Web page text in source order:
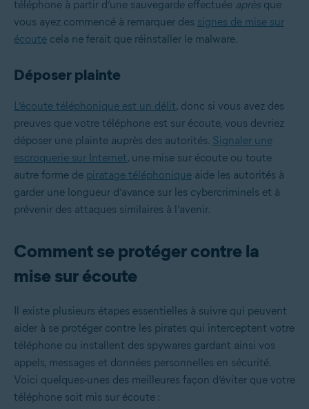
téléphone à partir d’une sauvegarde effectuée aprèsque
vous ayez commencé à remarquer des signes de mise sur
écoute cela ne ferait que réinstaller le malware.
Déposer plainte
L’écoute téléphonique est un délit, donc si vous avez des
preuves que votre téléphone est sur écoute, vous devriez
déposer une plainte auprès des autorités. Signaler une
escroquerie sur Internet, une mise sur écoute ou toute
autre forme de piratage téléphonique aide les autorités à
garder une longueur d’avance sur les cybercriminels et à
prévenir des attaques similaires à l’avenir.
Comment se protéger contre la
mise sur écoute
Il existe plusieurs étapes essentielles à suivre qui peuvent
aider à se protéger contre les pirates qui interceptent votre
téléphone ou installent des spywares gardant ainsi vos
appels, messages et données personnelles en sécurité.
Voici quelques-unes des meilleures façon d’éviter que votre
téléphone soit mis sur écoute :